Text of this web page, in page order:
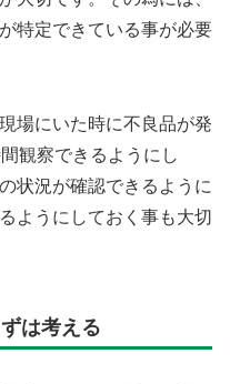
特定できている事が必要
場にいた時に不良品が発
観察できるようにし
状況が確認できるように
ようにしておく事も大切
は考える